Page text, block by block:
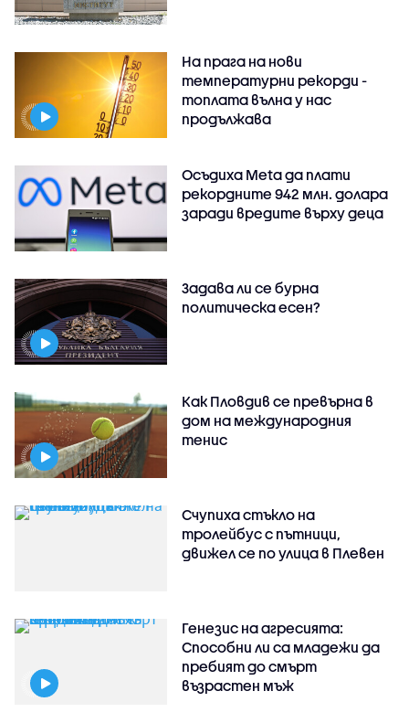
На прага на нови
температурни рекорди -
топлата вълна у нас
продължава
Осъдиха Meta да плати
рекордните 942 млн. долара
заради вредите върху деца
Задава ли се бурна
политическа есен?
Как Пловдив се превърна в
дом на международния
тенис
Счупиха стъкло на
тролейбус с пътници,
движел се по улица в Плевен
Генезис на агресията:
Способни ли са младежи да
пребият до смърт
възрастен мъж